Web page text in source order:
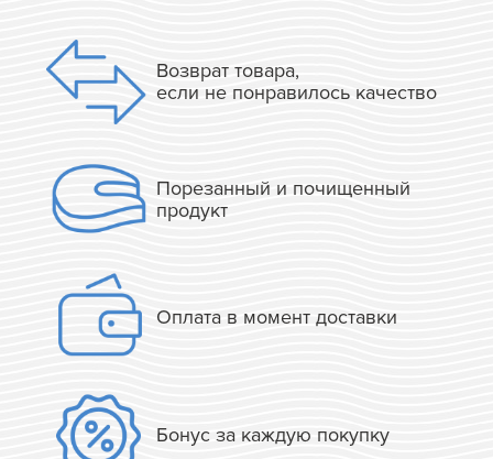
Возврат товара,
если не понравилось качество
Порезанный и почищенный
продукт
Оплата в момент доставки
Бонус за каждую покупку